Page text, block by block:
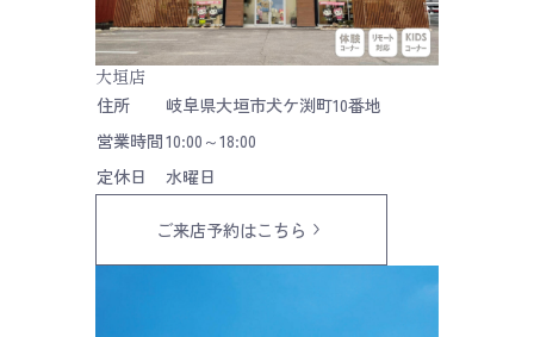
大垣店
住所
岐阜県大垣市犬ケ渕町10番地
営業時間10:00～18:00
定休日
水曜日
ご来店予約はこちら